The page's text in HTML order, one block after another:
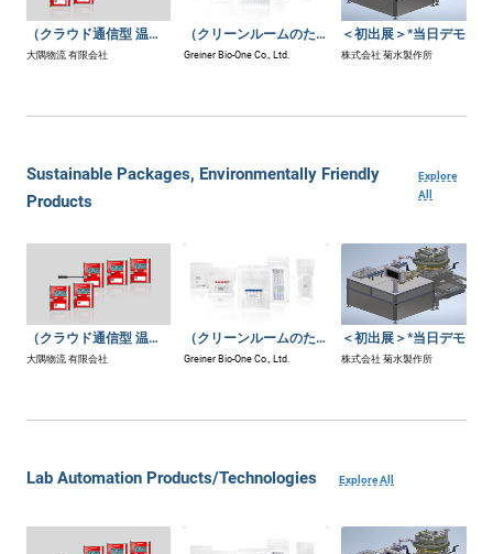
（クラウド通信型 温度ロガー）LIBERO Gシリーズ
大隅物流 有限会社
（クリーンルームのための）三重包装製品
Greiner Bio-One Co., Ltd. 株式会社 菊水製作所
Sustainable Packages, Environmentally Friendly
Products
Explore
All
（クラウド通信型 温度ロガー）LIBERO Gシリーズ
大隅物流 有限会社
（クリーンルームのための）三重包装製品
Greiner Bio-One Co., Ltd. 株式会社 菊水製作所
Lab Automation Products/Technologies Explore All